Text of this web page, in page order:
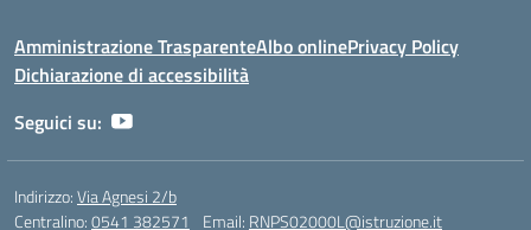
Amministrazione TrasparenteAlbo onlinePrivacy Policy
Dichiarazione di accessibilità
Seguici su:
Indirizzo:Via Agnesi 2/b
Centralino:0541 382571 Email: RNPS02000L@istruzione.it